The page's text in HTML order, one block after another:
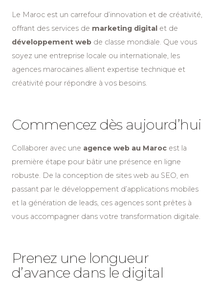
Le Maroc est un carrefour d’innovation et de créativité,
offrant des services de marketing digital et de
développement web de classe mondiale. Que vous
soyez une entreprise locale ou internationale, les
agences marocaines allient expertise technique et
créativité pour répondre à vos besoins.
Commencez dès aujourd’hui
Collaborer avec une agence web au Maroc est la
première étape pour bâtir une présence en ligne
robuste. De la conception de sites web au SEO, en
passant par le développement d’applications mobiles
et la génération de leads, ces agences sont prêtes à
vous accompagner dans votre transformation digitale.
Prenez une longueur
d’avance dans le digital